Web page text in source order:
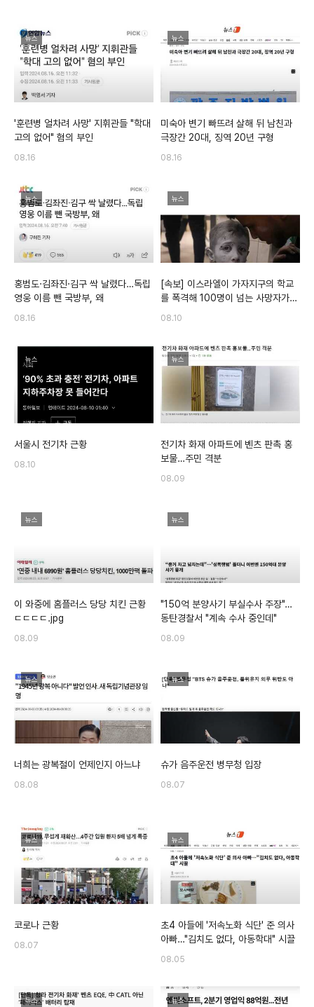
뉴스
'훈련병 얼차려 사망' 지휘관들 "학대
고의 없어" 혐의 부인
08.16
뉴스
미숙아 변기 빠뜨려 살해 뒤 남친과
극장간 20대, 징역 20년 구형
08.16
뉴스
홍범도·김좌진·김구 싹 날렸다…독립
영웅 이름 뺀 국방부, 왜
08.16
뉴스
[속보] 이스라엘이 가자지구의 학교
를 폭격해 100명이 넘는 사망자가
08.10
뉴스
서울시 전기차 근황
08.10
뉴스
전기차 화재 아파트에 벤츠 판촉 홍
보물…주민 격분
08.09
뉴스
이 와중에 홈플러스 당당 치킨 근황
ㄷㄷㄷㄷ.jpg
08.09
뉴스
"150억 분양사기 부실수사 주장"…
동탄경찰서 "계속 수사 중인데"
08.09
뉴스
너희는 광복절이 언제인지 아느냐
08.08
뉴스
슈가 음주운전 병무청 입장
08.07
뉴스
코로나 근황
08.07
뉴스
초4 아들에 '저속노화 식단' 준 의사
아빠…"김치도 없다, 아동학대" 시끌
08.05
뉴스 뉴스